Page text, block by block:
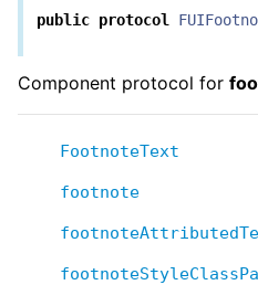
public protocol
Component protocol for
FootnoteText
footnote